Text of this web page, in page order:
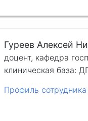
Гуреев Алексей
доцент, кафедра
клиническая база:
Профиль сотрудника